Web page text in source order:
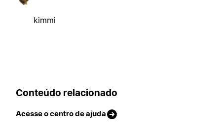
kimmi
Conteúdo relacionado
Acesse o centro de ajuda